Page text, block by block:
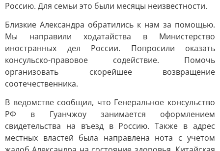
Россию. Для семьи это были месяцы неизвестности.
Близкие Александра обратились к нам за помощью.
Мы направили ходатайства в Министерство
иностранных дел России. Попросили оказать
консульско-правовое содействие. Помочь
организовать скорейшее возвращение
соотечественника.
В ведомстве сообщил, что Генеральное консульство
РФ в Гуанчжоу занимается оформлением
свидетельства на въезд в Россию. Также в адрес
местных властей была направлена нота с учетом